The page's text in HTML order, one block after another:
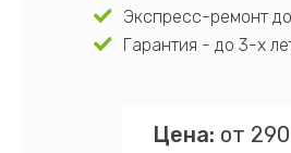
Экспресс-ремонт
Гарантия - до 3-х
Цена: от